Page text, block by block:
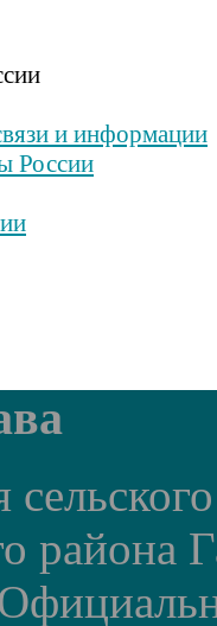
и информации
России
района